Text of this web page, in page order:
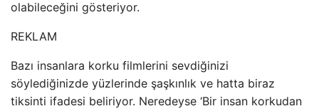
olabileceğini gösteriyor.
REKLAM
Bazı insanlara korku filmlerini sevdiğinizi
söylediğinizde yüzlerinde şaşkınlık ve hatta biraz
tiksinti ifadesi beliriyor. Neredeyse ‘Bir insan korkudan